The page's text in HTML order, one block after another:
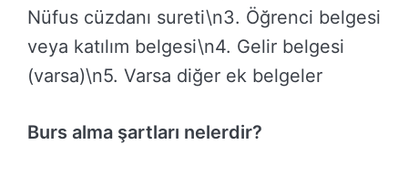
Nüfus cüzdanı sureti\n3. Öğrenci belgesi
veya katılım belgesi\n4. Gelir belgesi
(varsa)\n5. Varsa diğer ek belgeler
Burs alma şartları nelerdir?